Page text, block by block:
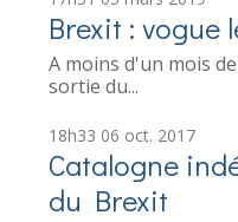
Brexit : vogue
A moins d'un mois
sortie du...
18h33 06 oct. 2017
Catalogne
du Brexit